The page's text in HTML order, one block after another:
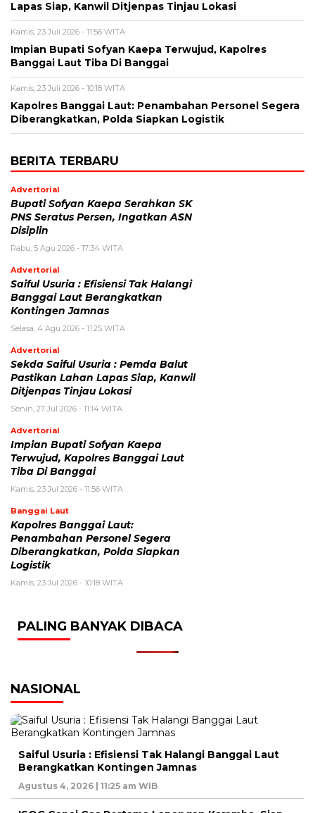
Lapas Siap, Kanwil Ditjenpas Tinjau Lokasi
Kamis, 23 Juli 2026 - 11:56 WITA
Impian Bupati Sofyan Kaepa Terwujud, Kapolres
Banggai Laut Tiba Di Banggai
Kamis, 23 Juli 2026 - 10:18 WITA
Kapolres Banggai Laut: Penambahan Personel Segera
Diberangkatkan, Polda Siapkan Logistik
BERITA TERBARU
Advertorial
Bupati Sofyan Kaepa Serahkan SK
PNS Seratus Persen, Ingatkan ASN
Disiplin
Rabu, 5 Agu 2026 - 17:34 WITA
Advertorial
Saiful Usuria : Efisiensi Tak Halangi
Banggai Laut Berangkatkan
Kontingen Jamnas
Selasa, 4 Agu 2026 - 11:25 WITA
Advertorial
Sekda Saiful Usuria : Pemda Balut
Pastikan Lahan Lapas Siap, Kanwil
Ditjenpas Tinjau Lokasi
Senin, 27 Jul 2026 - 11:14 WITA
Advertorial
Impian Bupati Sofyan Kaepa
Terwujud, Kapolres Banggai Laut
Tiba Di Banggai
Kamis, 23 Jul 2026 - 11:56 WITA
Banggai Laut
Kapolres Banggai Laut:
Penambahan Personel Segera
Diberangkatkan, Polda Siapkan
Logistik
Kamis, 23 Jul 2026 - 10:18 WITA
PALING BANYAK DIBACA
NASIONAL
Saiful Usuria : Efisiensi Tak Halangi Banggai Laut
Berangkatkan Kontingen Jamnas
Agustus 4, 2026 | 11:25 am WIB